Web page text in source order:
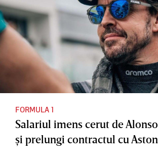
FORMULA 1
Salariul imens cerut de
şi prelungi contractul cu